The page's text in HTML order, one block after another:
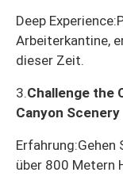
Deep Experience:
Arbeiterkantine,
dieser Zeit.
3.Challenge the
Canyon Scenery
Erfahrung:Gehen
über 800 Metern